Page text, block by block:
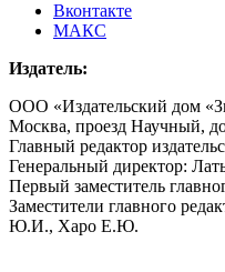
Вконтакте
МАКС
Издатель:
ООО «Издательский дом
Москва, проезд Научный,
Главный редактор
Генеральный директор:
Первый заместитель
Заместители главного
Ю.И., Харо Е.Ю.